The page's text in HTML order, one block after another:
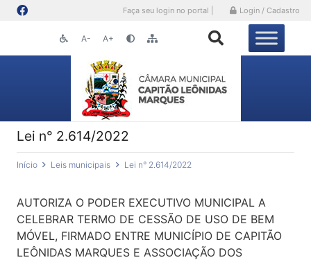
Faça seu login no portal | Login / Cadastro
A- A+
Lei n° 2.614/2022
Início Leis municipais Lei n° 2.614/2022
AUTORIZA O PODER EXECUTIVO MUNICIPAL A
CELEBRAR TERMO DE CESSÃO DE USO DE BEM
MÓVEL, FIRMADO ENTRE MUNICÍPIO DE CAPITÃO
LEÔNIDAS MARQUES E ASSOCIAÇÃO DOS